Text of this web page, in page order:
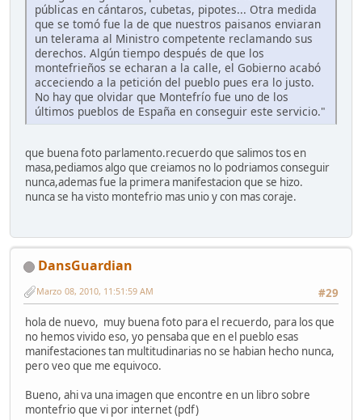
públicas en cántaros, cubetas, pipotes... Otra medida
que se tomó fue la de que nuestros paisanos enviaran
un telerama al Ministro competente reclamando sus
derechos. Algún tiempo después de que los
montefrieños se echaran a la calle, el Gobierno acabó
acceciendo a la petición del pueblo pues era lo justo.
No hay que olvidar que Montefrío fue uno de los
últimos pueblos de España en conseguir este servicio."
que buena foto parlamento.recuerdo que salimos tos en
masa,pediamos algo que creiamos no lo podriamos conseguir
nunca,ademas fue la primera manifestacion que se hizo.
nunca se ha visto montefrio mas unio y con mas coraje.
DansGuardian
#29
Marzo 08, 2010, 11:51:59 AM
hola de nuevo, muy buena foto para el recuerdo, para los que
no hemos vivido eso, yo pensaba que en el pueblo esas
manifestaciones tan multitudinarias no se habian hecho nunca,
pero veo que me equivoco.
Bueno, ahi va una imagen que encontre en un libro sobre
montefrio que vi por internet (pdf)